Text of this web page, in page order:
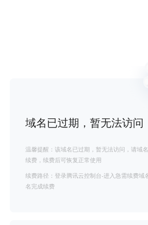
域名已过期，暂无法访问
温馨提醒：该域名已过期，暂无法访问，请域
续费，续费后可恢复正常使用
续费路径：登录腾讯云控制台-进入急需续费域
名完成续费